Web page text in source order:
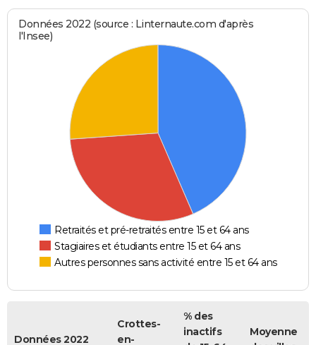
Données 2022 (source : Linternaute.com d'après
l'Insee)
Retraités et pré-retraités entre 15 et 64 ans
Stagiaires et étudiants entre 15 et 64 ans
Autres personnes sans activité entre 15 et 64 ans
Données 2022
Crottes-
en-
% des
inactifs
Moyenne